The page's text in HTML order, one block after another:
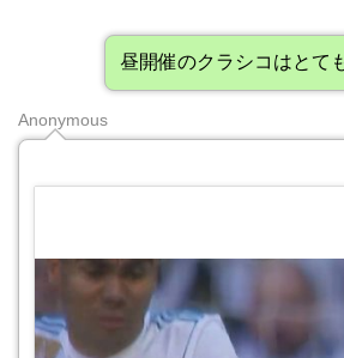
昼開催のクラシコはとて
Anonymous